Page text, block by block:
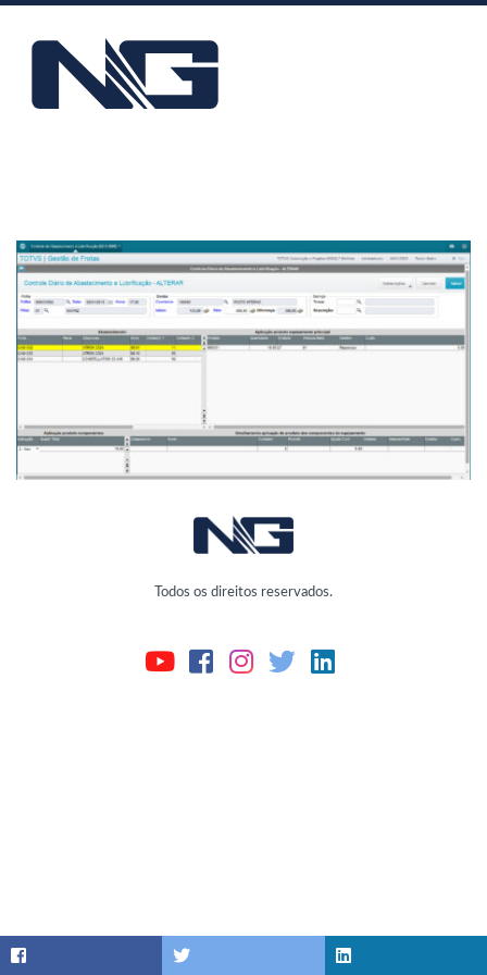
Todos os direitos reservados.